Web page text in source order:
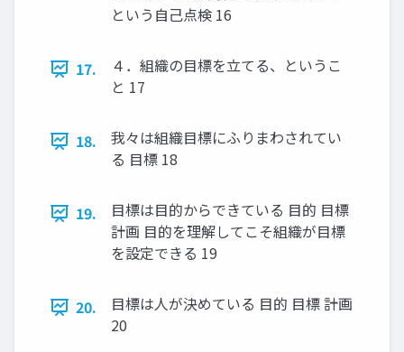
という自己点検 16
17.
４．組織の目標を立てる、というこ
と 17
18.
我々は組織目標にふりまわされてい
る 目標 18
19.
目標は目的からできている 目的 目標
計画 目的を理解してこそ組織が目標
を設定できる 19
20.
目標は人が決めている 目的 目標 計画
20